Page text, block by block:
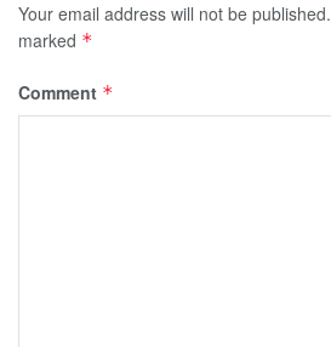
Your email address will not be published.
marked *
Comment *